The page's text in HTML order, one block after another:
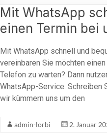
Mit WhatsApp
einen Termin bei
Mit WhatsApp schnell und
vereinbaren Sie möchten
Telefon zu warten? Dann
WhatsApp-Service. Schreiben
wir kümmern uns um den
admin-lorbi 2. Januar